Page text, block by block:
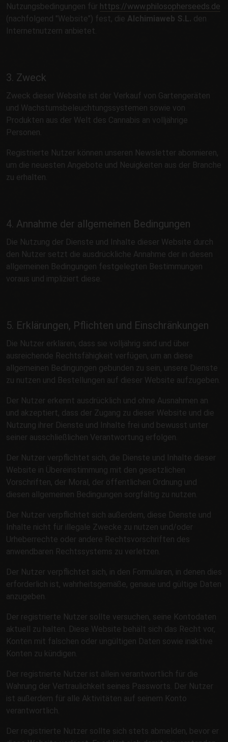
Nutzungsbedingungen für https://www.philosopherseeds.de
(nachfolgend "Website") fest, die Alchimiaweb S.L. den
Internetnutzern anbietet.
3. Zweck
Zweck dieser Website ist der Verkauf von Gartengeräten
und Wachstumsbeleuchtungssystemen sowie von
Produkten aus der Welt des Cannabis an volljährige
Personen.
Registrierte Nutzer können unseren Newsletter abonnieren,
um die neuesten Angebote und Neuigkeiten aus der Branche
zu erhalten.
4. Annahme der allgemeinen Bedingungen
Die Nutzung der Dienste und Inhalte dieser Website durch
den Nutzer setzt die ausdrückliche Annahme der in diesen
allgemeinen Bedingungen festgelegten Bestimmungen
voraus und impliziert diese.
5. Erklärungen, Pflichten und Einschränkungen
Die Nutzer erklären, dass sie volljährig sind und über
ausreichende Rechtsfähigkeit verfügen, um an diese
allgemeinen Bedingungen gebunden zu sein, unsere Dienste
zu nutzen und Bestellungen auf dieser Website aufzugeben.
Der Nutzer erkennt ausdrücklich und ohne Ausnahmen an
und akzeptiert, dass der Zugang zu dieser Website und die
Nutzung ihrer Dienste und Inhalte frei und bewusst unter
seiner ausschließlichen Verantwortung erfolgen.
Der Nutzer verpflichtet sich, die Dienste und Inhalte dieser
Website in Übereinstimmung mit den gesetzlichen
Vorschriften, der Moral, der öffentlichen Ordnung und
diesen allgemeinen Bedingungen sorgfältig zu nutzen.
Der Nutzer verpflichtet sich außerdem, diese Dienste und
Inhalte nicht für illegale Zwecke zu nutzen und/oder
Urheberrechte oder andere Rechtsvorschriften des
anwendbaren Rechtssystems zu verletzen.
Der Nutzer verpflichtet sich, in den Formularen, in denen dies
erforderlich ist, wahrheitsgemäße, genaue und gültige Daten
anzugeben.
Der registrierte Nutzer sollte versuchen, seine Kontodaten
aktuell zu halten. Diese Website behält sich das Recht vor,
Konten mit falschen oder ungültigen Daten sowie inaktive
Konten zu kündigen.
Der registrierte Nutzer ist allein verantwortlich für die
Wahrung der Vertraulichkeit seines Passworts. Der Nutzer
ist außerdem für alle Aktivitäten auf seinem Konto
verantwortlich.
Der registrierte Nutzer sollte sich stets abmelden, bevor er